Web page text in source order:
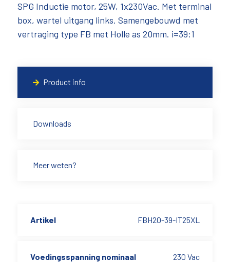
SPG Inductie motor, 25W, 1x230Vac. Met terminal
box, wartel uitgang links. Samengebouwd met
vertraging type FB met Holle as 20mm. i=39:1
Product info
Downloads
Meer weten?
Artikel FBH20-39-IT25XL
Voedingsspanning nominaal 230 Vac